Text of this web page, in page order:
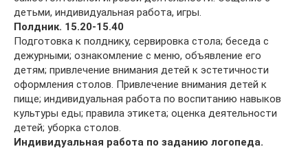
детьми, индивидуальная работа, игры.
Полдник. 15.20-15.40
Подготовка к полднику, сервировка стола; беседа с
дежурными; ознакомление с меню, объявление его
детям; привлечение внимания детей к эстетичности
оформления столов. Привлечение внимания детей к
пище; индивидуальная работа по воспитанию навыков
культуры еды; правила этикета; оценка деятельности
детей; уборка столов.
Индивидуальная работа по заданию логопеда.